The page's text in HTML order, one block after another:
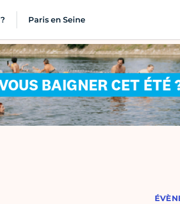
Paris en Seine